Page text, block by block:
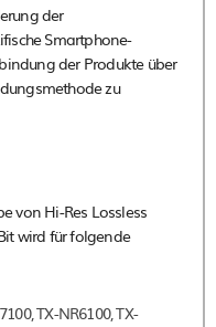
der
Smartphone-
der Produkte über
zu
von Hi-Res Lossless
wird für folgende
TX-NR6100, TX-